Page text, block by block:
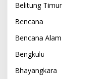
Belitung Timur
Bencana
Bencana Alam
Bengkulu
Bhayangkara